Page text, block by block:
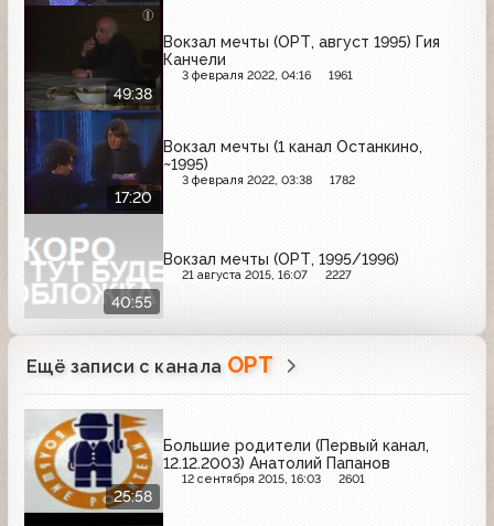
49:38
Вокзал мечты (ОРТ, август 1995) Гия
Канчели
3 февраля 2022, 04:16 1961
17:20
Вокзал мечты (1 канал Останкино,
~1995)
3 февраля 2022, 03:38 1782
40:55
Вокзал мечты (ОРТ, 1995/1996)
21 августа 2015, 16:07 2227
Ещё записи с канала ОРТ
25:58
Большие родители (Первый канал,
12.12.2003) Анатолий Папанов
12 сентября 2015, 16:03 2601